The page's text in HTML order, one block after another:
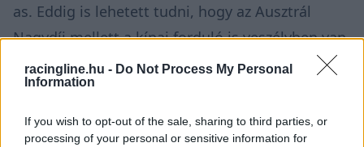
racingline.hu - Do Not Process My Personal
Information
If you wish to opt-out of the sale, sharing to third parties, or
processing of your personal or sensitive information for
as. Eddig is lehetett tudni, hogy az Ausztrál
Nagydíj mellett akínai forduló is veszélyben van,
most pedig a Motorsport-Total.com további
konkrétumokkal szolgált utóbbival
kapcsolatban.